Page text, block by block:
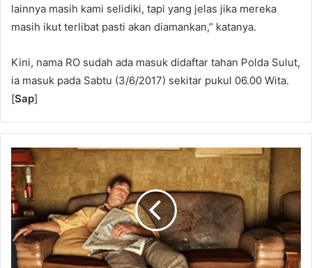
lainnya masih kami selidiki, tapi yang jelas jika mereka
masih ikut terlibat pasti akan diamankan,” katanya.
Kini, nama RO sudah ada masuk didaftar tahan Polda Sulut,
ia masuk pada Sabtu (3/6/2017) sekitar pukul 06.00 Wita.
[Sap]